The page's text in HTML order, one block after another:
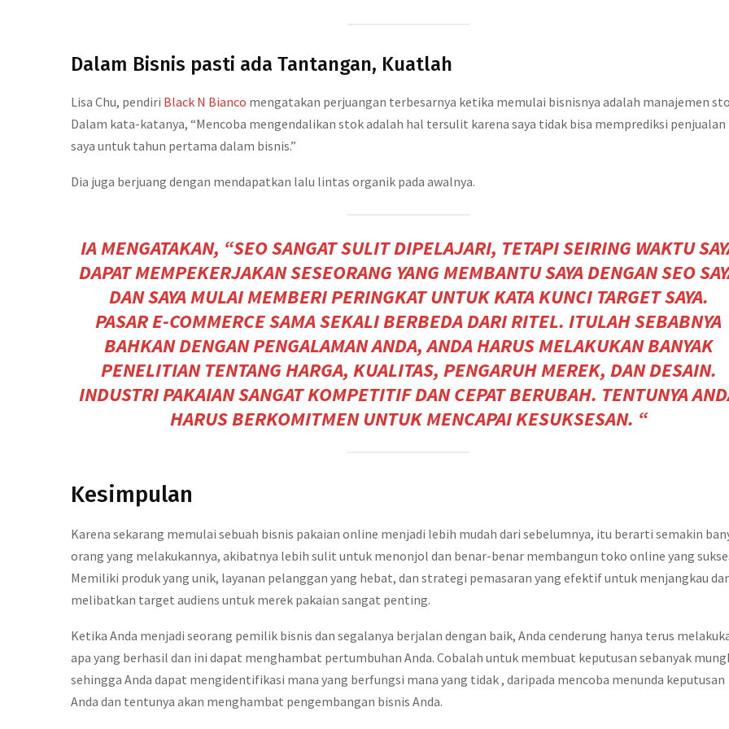
Dalam Bisnis pasti ada Tantangan, Kuatlah
Lisa Chu, pendiri Black N Bianco mengatakan perjuangan terbesarnya ketika memulai bisnisnya adalah manajemen
Dalam kata-katanya, “Mencoba mengendalikan stok adalah hal tersulit karena saya tidak bisa memprediksi penjualan
saya untuk tahun pertama dalam bisnis.”
Dia juga berjuang dengan mendapatkan lalu lintas organik pada awalnya.
IA MENGATAKAN, “SEO SANGAT SULIT DIPELAJARI, TETAPI SEIRING WAKTU
DAPAT MEMPEKERJAKAN SESEORANG YANG MEMBANTU SAYA DENGAN SEO
DAN SAYA MULAI MEMBERI PERINGKAT UNTUK KATA KUNCI TARGET SAYA.
PASAR E-COMMERCE SAMA SEKALI BERBEDA DARI RITEL. ITULAH SEBABNYA
BAHKAN DENGAN PENGALAMAN ANDA, ANDA HARUS MELAKUKAN BANYAK
PENELITIAN TENTANG HARGA, KUALITAS, PENGARUH MEREK, DAN DESAIN.
INDUSTRI PAKAIAN SANGAT KOMPETITIF DAN CEPAT BERUBAH. TENTUNYA
HARUS BERKOMITMEN UNTUK MENCAPAI KESUKSESAN. “
Kesimpulan
Karena sekarang memulai sebuah bisnis pakaian online menjadi lebih mudah dari sebelumnya, itu berarti semakin
orang yang melakukannya, akibatnya lebih sulit untuk menonjol dan benar-benar membangun toko online yang
Memiliki produk yang unik, layanan pelanggan yang hebat, dan strategi pemasaran yang efektif untuk menjangkau
melibatkan target audiens untuk merek pakaian sangat penting.
Ketika Anda menjadi seorang pemilik bisnis dan segalanya berjalan dengan baik, Anda cenderung hanya terus
apa yang berhasil dan ini dapat menghambat pertumbuhan Anda. Cobalah untuk membuat keputusan sebanyak
sehingga Anda dapat mengidentifikasi mana yang berfungsi mana yang tidak , daripada mencoba menunda keputusan
Anda dan tentunya akan menghambat pengembangan bisnis Anda.